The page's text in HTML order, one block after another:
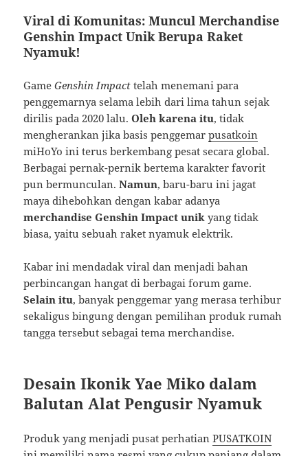
Viral di Komunitas: Muncul Merchandise
Genshin Impact Unik Berupa Raket
Nyamuk!
GameGenshin Impact telah menemani para
penggemarnya selama lebih dari lima tahun sejak
dirilis pada 2020 lalu.Oleh karena itu, tidak
mengherankan jika basis penggemarpusatkoin
miHoYo ini terus berkembang pesat secara global.
Berbagai pernak-pernik bertema karakter favorit
pun bermunculan.Namun, baru-baru ini jagat
maya dihebohkan dengan kabar adanya
merchandise Genshin Impact unik yang tidak
biasa, yaitu sebuah raket nyamuk elektrik.
Kabar ini mendadak viral dan menjadi bahan
perbincangan hangat di berbagai forum game.
Selain itu, banyak penggemar yang merasa terhibur
sekaligus bingung dengan pemilihan produk rumah
tangga tersebut sebagai tema merchandise.
Desain Ikonik Yae Miko dalam
Balutan Alat Pengusir Nyamuk
Produk yang menjadi pusat perhatianPUSATKOIN